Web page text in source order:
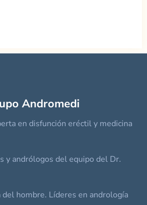
Andromedi
en disfunción eréctil y medicina
y andrólogos del equipo del Dr.
hombre. Líderes en andrología